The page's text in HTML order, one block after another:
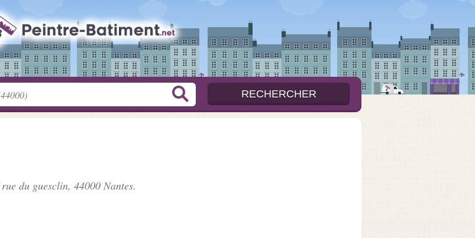
rue du guesclin, 44000 Nantes.